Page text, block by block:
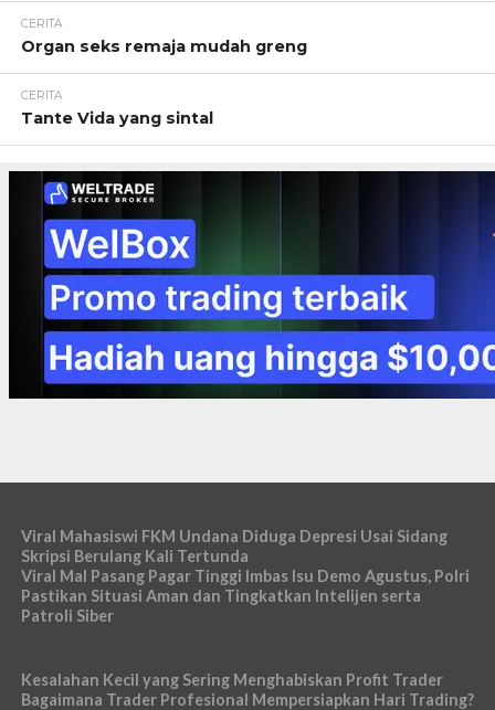
CERITA
Organ seks remaja mudah greng
CERITA
Tante Vida yang sintal
Viral Mahasiswi FKM Undana Diduga Depresi Usai Sidang
Skripsi Berulang Kali Tertunda
Viral Mal Pasang Pagar Tinggi Imbas Isu Demo Agustus, Polri
Pastikan Situasi Aman dan Tingkatkan Intelijen serta
Patroli Siber
Kesalahan Kecil yang Sering Menghabiskan Profit Trader
Bagaimana Trader Profesional Mempersiapkan Hari Trading?